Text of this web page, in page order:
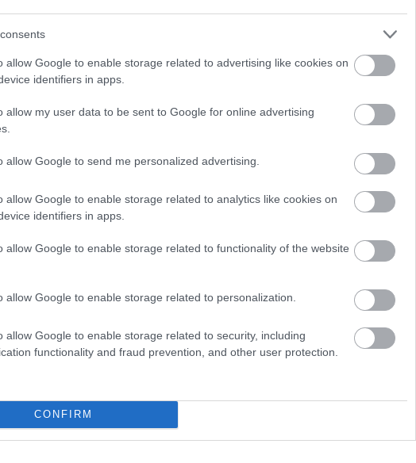
allow Google to enable storage related to advertising like cookies on
identifiers in apps.
allow my user data to be sent to Google for online advertising
allow Google to send me personalized advertising.
allow Google to enable storage related to analytics like cookies on
identifiers in apps.
allow Google to enable storage related to functionality of the website
allow Google to enable storage related to personalization.
allow Google to enable storage related to security, including
functionality and fraud prevention, and other user protection.
CONFIRM
régiek, hanem az, hogy rossz környezetben vannak. Egy
lehetnek. Világosabb fal, kevesebb kiegészítő, jó
Sőt, néha épp az eredeti fa adja azt a melegséget,
hiányolunk.
de nem minden arany,
túlzás is. Hirtelen minden „retró”, minden „ikonikus”,
csak régi és kényelmetlen. Érdemes józanul
ha szerkezetileg rendben van, illik az otthon
csak azért vesszük meg, mert most ez a divat. A
családi padlás tele lehet jó darabokkal, de a mérték itt is
tárgynak „lelke van”. Néha a tárgy lelke inkább